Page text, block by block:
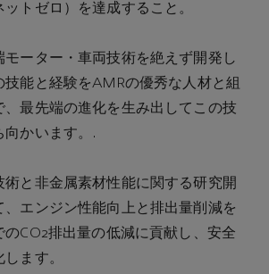
トゼロ）を達成すること。
モーター・車両技術を絶えず開発し
技能と経験をAMRの優秀な人材と組
、最先端の進化を生み出してこの技
向かいます。.
術と非金属素材性能に関する研究開
、エンジン性能向上と排出量削減を
のCO₂排出量の低減に貢献し、安全
ます。